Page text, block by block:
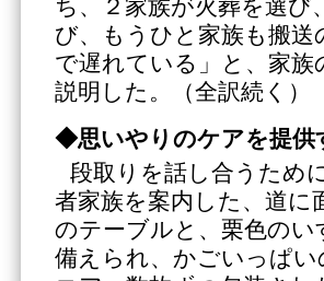
ち、２家族が火葬を選
び、もうひと家族も搬
で遅れている」と、家
説明した。（全訳続く）
◆思いやりのケアを提供
段取りを話し合うため
者家族を案内した、道
のテーブルと、栗色の
備えられ、かごいっぱ